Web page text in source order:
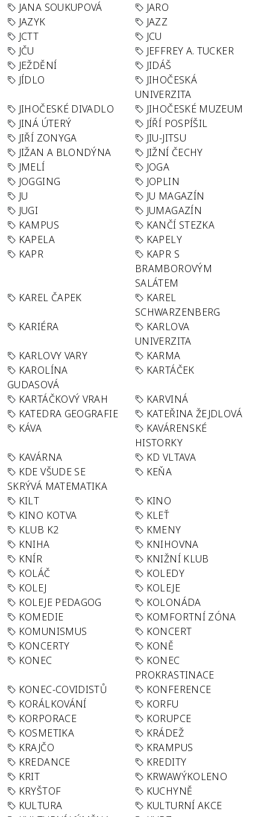
JANA SOUKUPOVÁ
JARO
JAZYK
JAZZ
JCTT
JCU
JČU
JEFFREY A. TUCKER
JEŽDĚNÍ
JIDÁŠ
JÍDLO
JIHOČESKÁ
UNIVERZITA
JIHOČESKÉ DIVADLO
JIHOČESKÉ MUZEUM
JINÁ ÚTERÝ
JÍŘÍ POSPÍŠIL
JIŘÍ ZONYGA
JIU-JITSU
JIŽAN A BLONDÝNA
JIŽNÍ ČECHY
JMELÍ
JOGA
JOGGING
JOPLIN
JU
JU MAGAZÍN
JUGI
JUMAGAZÍN
KAMPUS
KANČÍ STEZKA
KAPELA
KAPELY
KAPR
KAPR S
BRAMBOROVÝM
SALÁTEM
KAREL ČAPEK
KAREL
SCHWARZENBERG
KARIÉRA
KARLOVA
UNIVERZITA
KARLOVY VARY
KARMA
KAROLÍNA
GUDASOVÁ
KARTÁČEK
KARTÁČKOVÝ VRAH
KARVINÁ
KATEDRA GEOGRAFIE
KATEŘINA ŽEJDLOVÁ
KÁVA
KAVÁRENSKÉ
HISTORKY
KAVÁRNA
KD VLTAVA
KDE VŠUDE SE
SKRÝVÁ MATEMATIKA
KEŇA
KILT
KINO
KINO KOTVA
KLEŤ
KLUB K2
KMENY
KNIHA
KNIHOVNA
KNÍR
KNIŽNÍ KLUB
KOLÁČ
KOLEDY
KOLEJ
KOLEJE
KOLEJE PEDAGOG
KOLONÁDA
KOMEDIE
KOMFORTNÍ ZÓNA
KOMUNISMUS
KONCERT
KONCERTY
KONĚ
KONEC
KONEC
PROKRASTINACE
KONEC-COVIDISTŮ
KONFERENCE
KORÁLKOVÁNÍ
KORFU
KORPORACE
KORUPCE
KOSMETIKA
KRÁDEŽ
KRAJČO
KRAMPUS
KREDANCE
KREDITY
KRIT
KRWAWÝKOLENO
KRYŠTOF
KUCHYNĚ
KULTURA
KULTURNÍ AKCE